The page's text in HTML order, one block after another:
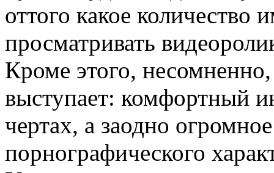
оттого какое количество
просматривать
Кроме этого,
выступает: комфортный
чертах, а заодно
порнографического